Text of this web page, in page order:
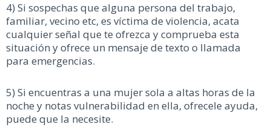
4) Si sospechas que alguna persona del trabajo,
familiar, vecino etc, es víctima de violencia, acata
cualquier señal que te ofrezca y comprueba esta
situación y ofrece un mensaje de texto o llamada
para emergencias.
5) Si encuentras a una mujer sola a altas horas de la
noche y notas vulnerabilidad en ella, ofrecele ayuda,
puede que la necesite.